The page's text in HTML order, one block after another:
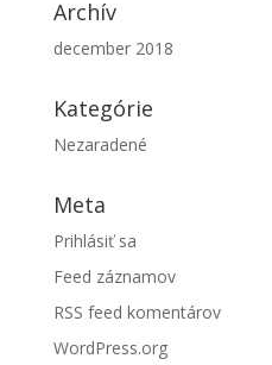
Archív
december 2018
Kategórie
Nezaradené
Meta
Prihlásiť sa
Feed záznamov
RSS feed komentárov
WordPress.org